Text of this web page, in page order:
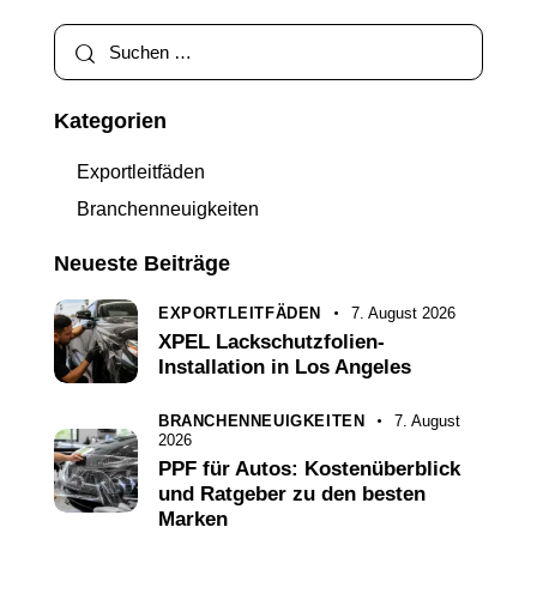
Kategorien
Exportleitfäden
Branchenneuigkeiten
Neueste Beiträge
EXPORTLEITFÄDEN 7. August 2026
XPEL Lackschutzfolien-
Installation in Los Angeles
BRANCHENNEUIGKEITEN
7. August
2026
PPF für Autos: Kostenüberblick
und Ratgeber zu den besten
Marken